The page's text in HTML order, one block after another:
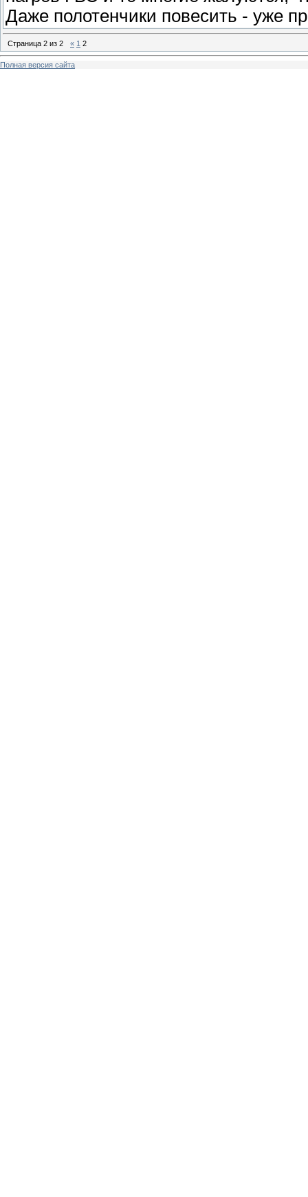
Даже полотенчики повесить - уже
Страница 2 из 2 « 1 2
Полная версия сайта